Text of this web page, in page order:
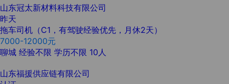
山东冠太新材料科技有限公司
昨天
拖车司机（C1，有驾驶经验优先，月休2天）
7000-12000元
聊城 经验不限 学历不限 10人
山东福援供应链有限公司